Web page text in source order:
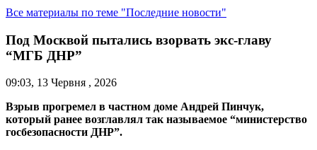
Все материалы по теме "Последние новости"
Под Москвой пытались взорвать экс-главу
“МГБ ДНР”
09:03, 13 Червня , 2026
Взрыв прогремел в частном доме Андрей Пинчук,
который ранее возглавлял так называемое “министерство
госбезопасности ДНР”.